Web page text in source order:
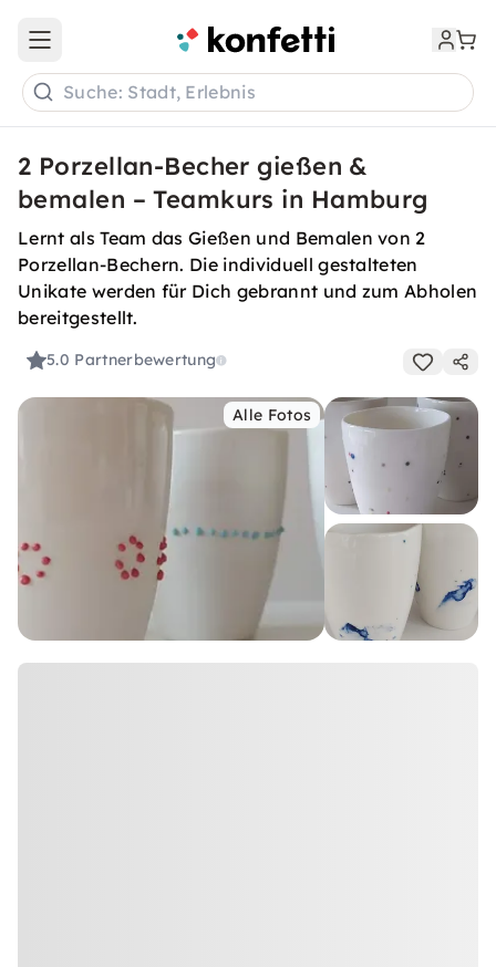
Open main menu
Suche: Stadt, Erlebnis
2 Porzellan-Becher gießen &
bemalen – Teamkurs in Hamburg
Lernt als Team das Gießen und Bemalen von 2
Porzellan-Bechern. Die individuell gestalteten
Unikate werden für Dich gebrannt und zum Abholen
bereitgestellt.
5.0 Partnerbewertung
Alle Fotos